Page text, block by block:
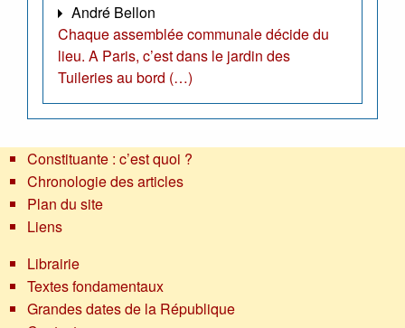
André Bellon
Chaque assemblée communale décide du
lieu. A Paris, c’est dans le jardin des
Tuileries au bord (…)
Constituante : c’est quoi ?
Chronologie des articles
Plan du site
Liens
Librairie
Textes fondamentaux
Grandes dates de la République